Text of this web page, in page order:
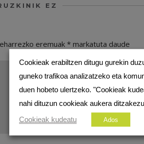
EZ
eremuak * markatuta daude
Cookieak erabiltzen ditugu gurekin
guneko trafikoa analizatzeko eta
duen hobeto ulertzeko. "Cookieak
nahi dituzun cookieak aukera
Cookieak kudeatu Ados